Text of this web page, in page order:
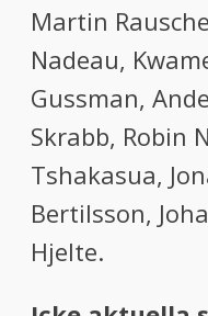
Martin
Nadeau,
Gussman,
Skrabb, Robin
Tshakasua,
Bertilsson,
Hjelte.